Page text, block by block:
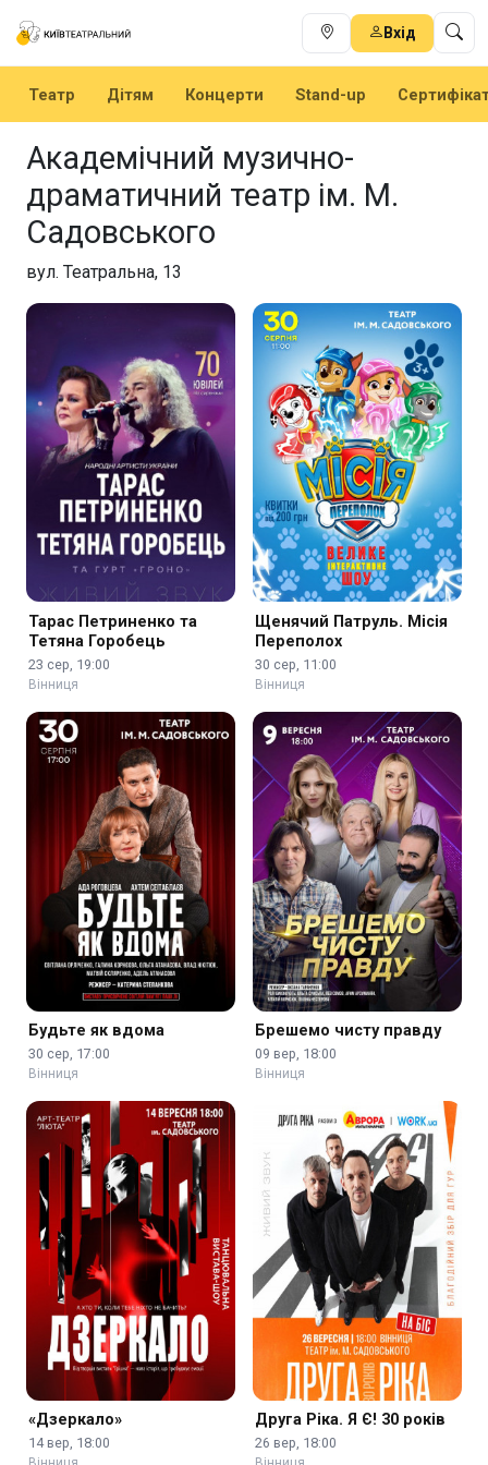
Вхід
Театр Дітям Концерти Stand-up
Академічний музично-
драматичний театр ім. М.
Садовського
вул. Театральна, 13
Тарас Петриненко та
Тетяна Горобець
23 сер, 19:00
Вінниця
Щенячий Патруль. Місія
Переполох
30 сер, 11:00
Вінниця
Будьте як вдома
30 сер, 17:00
Вінниця
Брешемо чисту правду
09 вер, 18:00
Вінниця
«Дзеркало»
14 вер, 18:00
Друга Ріка. Я Є! 30 років
26 вер, 18:00